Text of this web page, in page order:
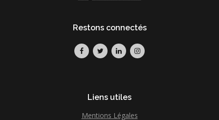
Restons connectés
Liens utiles
Mentions Légales